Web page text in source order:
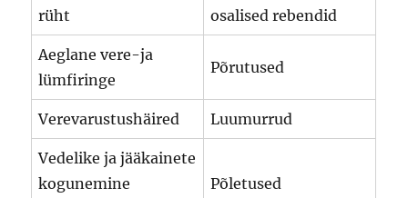
rüht
osalised rebendid
Aeglane vere-ja
lümfiringe
Põrutused
Verevarustushäired Luumurrud
Vedelike ja jääkainete
kogunemine
Põletused